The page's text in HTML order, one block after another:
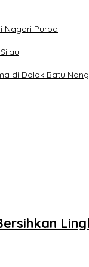
Nagori Purba
di Dolok Batu